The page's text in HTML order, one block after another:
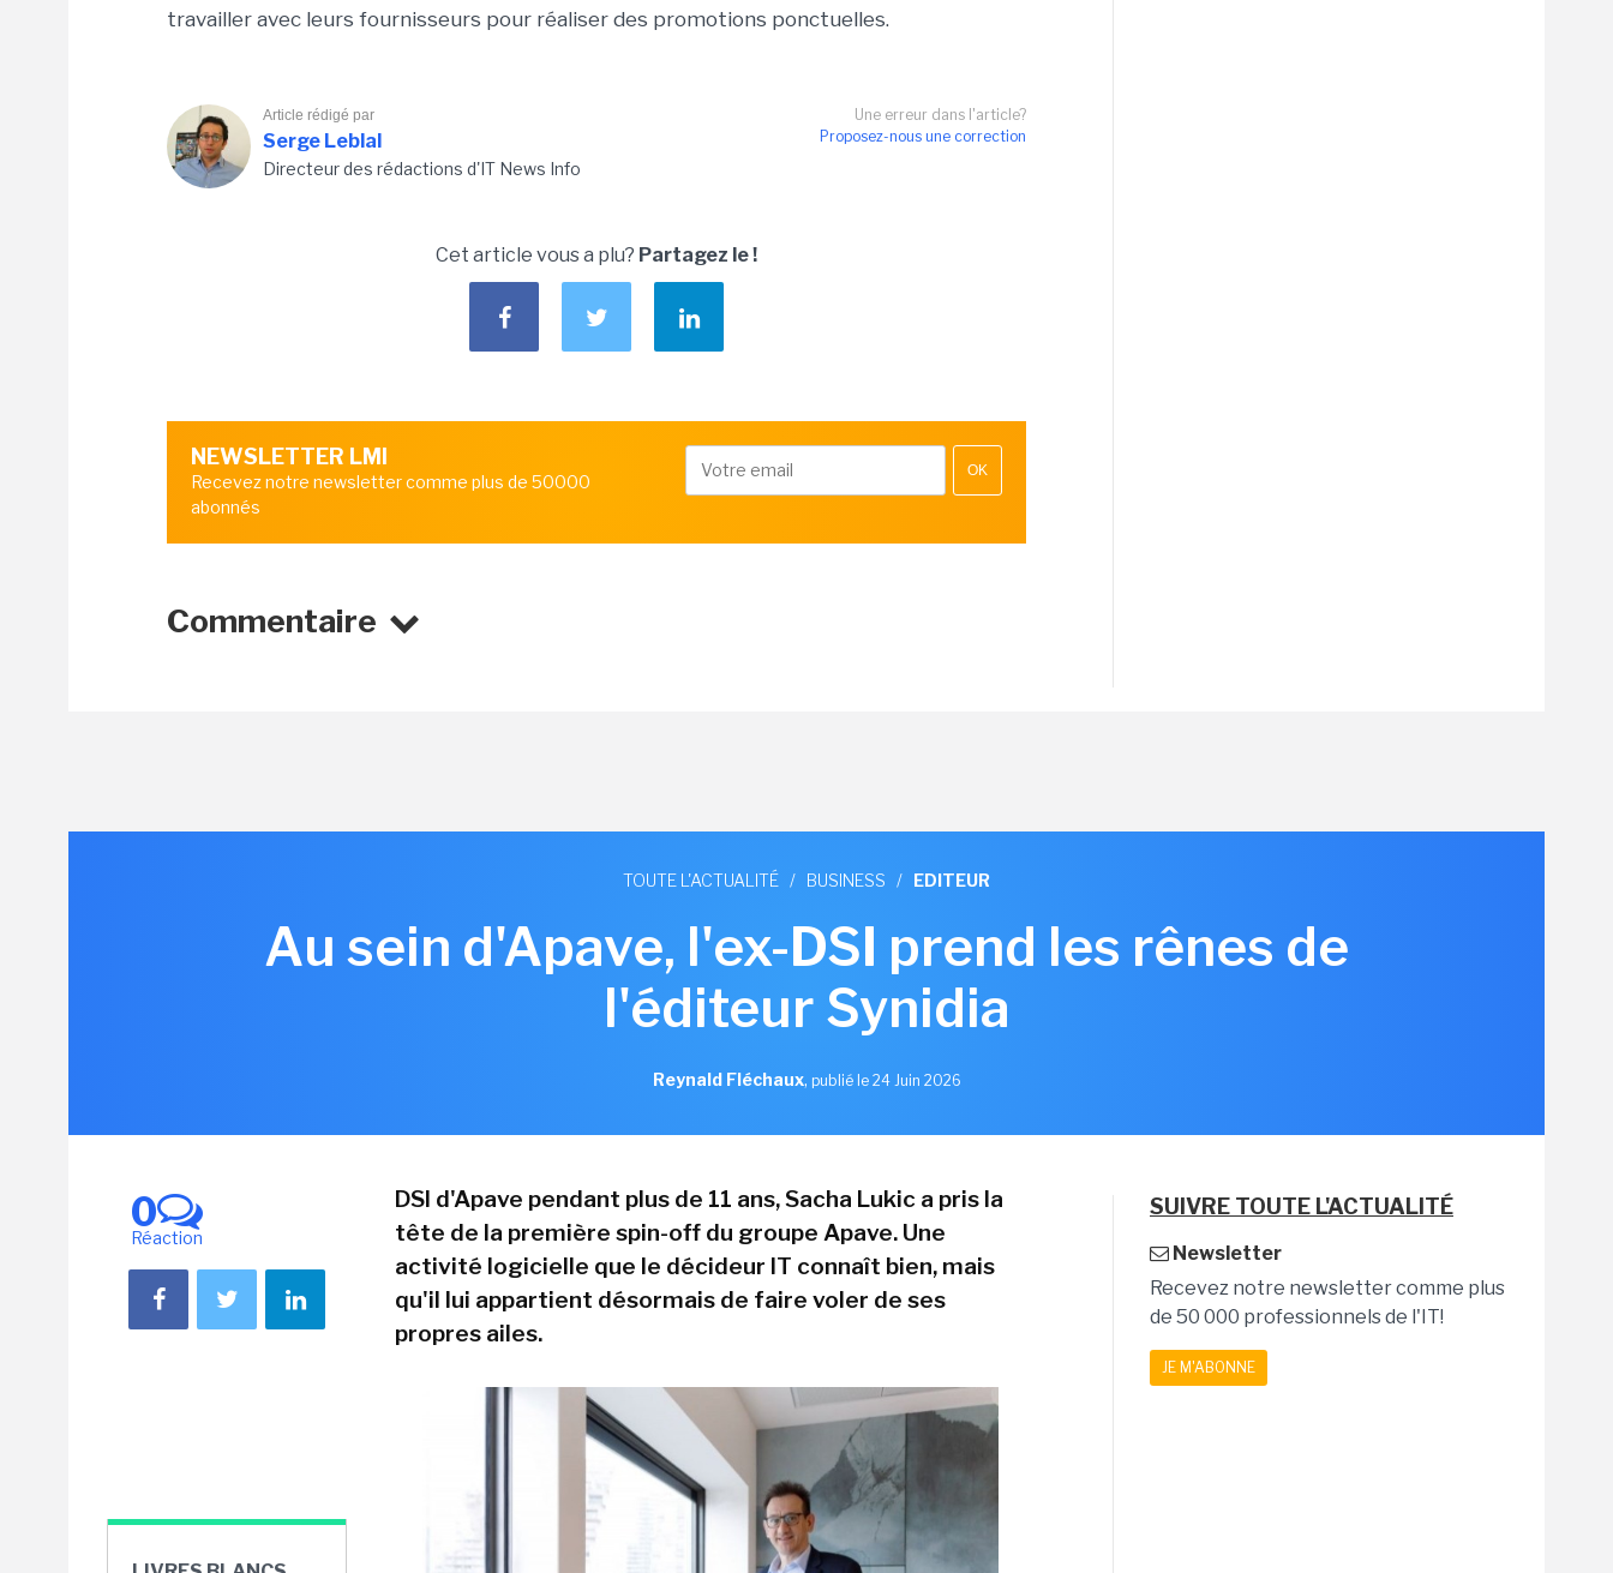
travailler avec leurs fournisseurs pour réaliser des promotions ponctuelles.
Une erreur dans l'article?
Proposez-nous une correction
Article rédigé par
Serge Leblal
Directeur des rédactions d'IT News Info
Cet article vous a plu? Partagez le !
NEWSLETTER LMI
Recevez notre newsletter comme plus de 50000
abonnés
OK
Commentaire
TOUTE L'ACTUALITÉ / BUSINESS / EDITEUR
Au sein d'Apave, l'ex-DSI prend les rênes de
l'éditeur Synidia
Reynald Fléchaux, publié le 24 Juin 2026
0
Réaction
DSI d'Apave pendant plus de 11 ans, Sacha Lukic a pris la
tête de la première spin-off du groupe Apave. Une
activité logicielle que le décideur IT connaît bien, mais
qu'il lui appartient désormais de faire voler de ses
propres ailes.
SUIVRE TOUTE L'ACTUALITÉ
Newsletter
Recevez notre newsletter comme plus
de 50 000 professionnels de l'IT!
JE M'ABONNE